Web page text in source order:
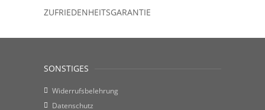
ZUFRIEDENHEITSGARANTIE
SONSTIGES
Widerrufsbelehrung
Datenschutz